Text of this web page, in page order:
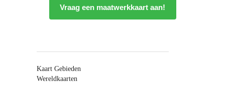
Vraag een maatwerkkaart aan!
Kaart Gebieden
Wereldkaarten